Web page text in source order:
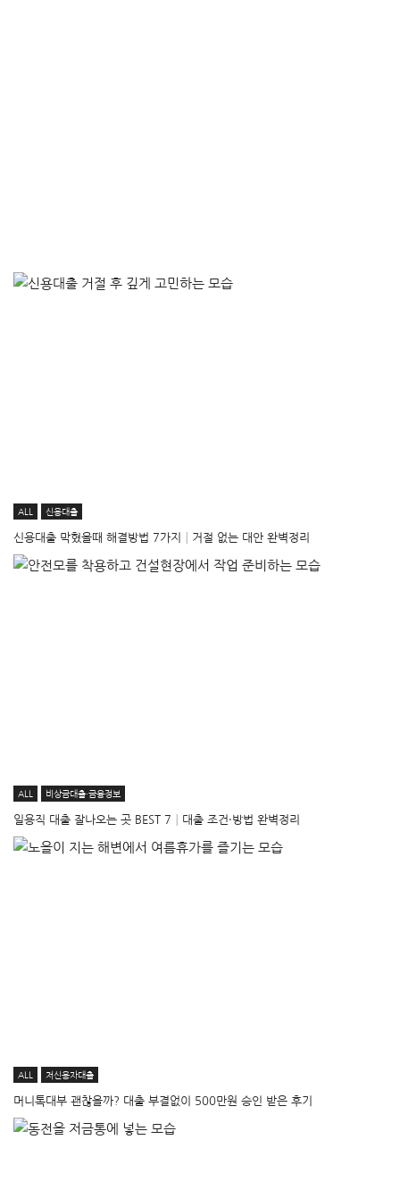
ALL 신용대출
신용대출 막혔을때 해결방법 7가지│거절 없는 대안 완벽정리
ALL 비상금대출·금융정보
일용직 대출 잘나오는 곳 BEST 7│대출 조건·방법 완벽정리
ALL 저신용자대출
머니톡대부 괜찮을까? 대출 부결없이 500만원 승인 받은 후기